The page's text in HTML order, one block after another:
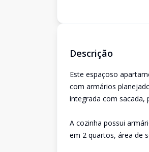
Descrição
Este espaçoso
com armários
integrada com sacada,
A cozinha possui
em 2 quartos, área de